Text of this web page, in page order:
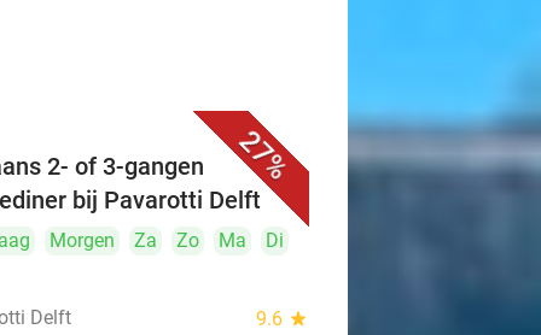
27%
2- of 3-gangen
bij Pavarotti Delft
Morgen Za Zo Ma
Di
Delft
9.6 star